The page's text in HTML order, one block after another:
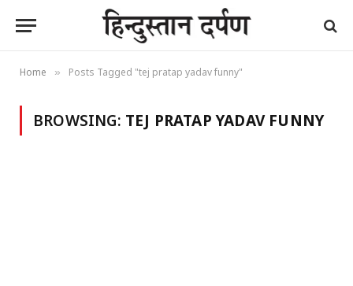
Home » Posts Tagged "tej pratap yadav funny"
BROWSING: TEJ PRATAP YADAV FUNNY